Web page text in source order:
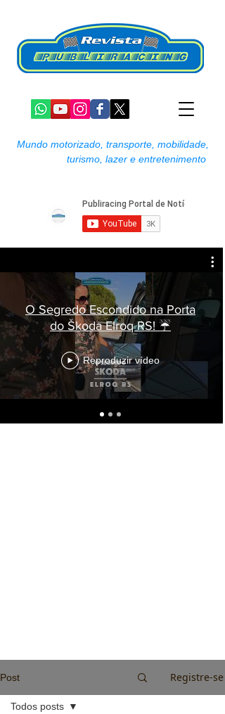
Mundo motorizado, transporte, mobilidade,
turismo, lazer e entretenimento
O Segredo Escondido na Porta
do Škoda Elroq RS! ☔
Reproduzir vídeo
Post Registre-se
Todos posts